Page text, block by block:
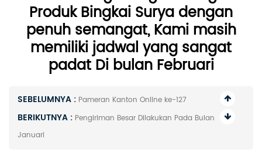
Produk Bingkai Surya dengan
penuh semangat, Kami masih
memiliki jadwal yang sangat
padat Di bulan Februari
SEBELUMNYA : Pameran Kanton Online ke-127
BERIKUTNYA : Pengiriman Besar Dilakukan Pada Bulan
Januari